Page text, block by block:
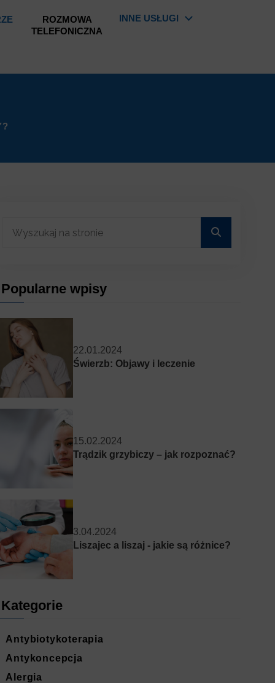
ROZMOWA
TELEFONICZNA
INNE USŁUGI
Popularne wpisy
22.01.2024
Świerzb: Objawy i leczenie
15.02.2024
Trądzik grzybiczy – jak rozpoznać?
3.04.2024
Liszajec a liszaj - jakie są różnice?
Kategorie
Antybiotykoterapia
Antykoncepcja
Alergia